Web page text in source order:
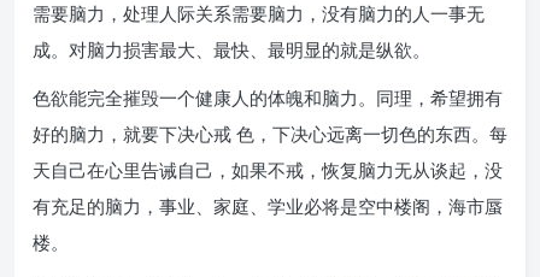
需要脑力，处理人际关系需要脑力，没有脑力的人一事无
成。对脑力损害最大、最快、最明显的就是纵欲。
色欲能完全摧毁一个健康人的体魄和脑力。同理，希望拥有
好的脑力，就要下决心戒 色，下决心远离一切色的东西。每
天自己在心里告诫自己，如果不戒，恢复脑力无从谈起，没
有充足的脑力，事业、家庭、学业必将是空中楼阁，海市蜃
楼。